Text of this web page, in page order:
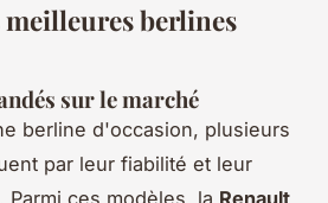
berlines
sur le marché
berline d'occasion, plusieurs
par leur fiabilité et leur
ces modèles, la Renault